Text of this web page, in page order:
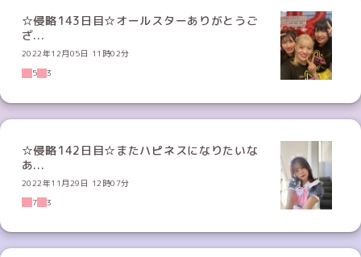
☆侵略143日目☆オールスターありがとうご
ざ...
2022年12月05日 11時02分
5
3
☆侵略142日目☆またハピネスになりたいな
あ...
2022年11月29日 12時07分
7
3